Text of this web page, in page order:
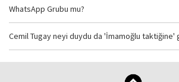
WhatsApp Grubu mu?
Cemil Tugay neyi duydu da 'İmamoğlu taktiğine'